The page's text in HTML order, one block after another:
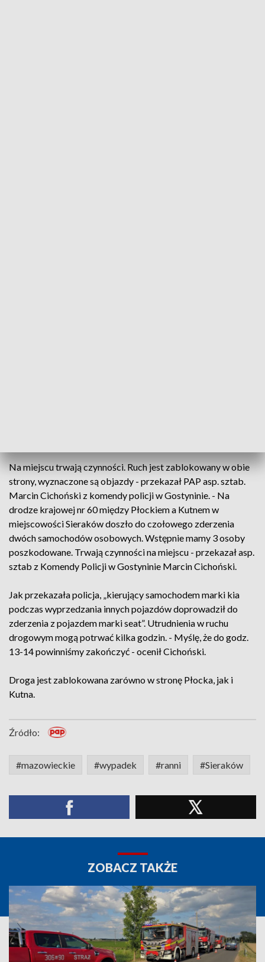
Na miejscu trwają czynności. Ruch jest zablokowany w obie
strony, wyznaczone są objazdy - przekazał PAP asp. sztab.
Marcin Cichoński z komendy policji w Gostyninie. - Na
drodze krajowej nr 60 między Płockiem a Kutnem w
miejscowości Sieraków doszło do czołowego zderzenia
dwóch samochodów osobowych. Wstępnie mamy 3 osoby
poszkodowane. Trwają czynności na miejscu - przekazał asp.
sztab z Komendy Policji w Gostyninie Marcin Cichoński.
Jak przekazała policja, „kierujący samochodem marki kia
podczas wyprzedzania innych pojazdów doprowadził do
zderzenia z pojazdem marki seat”. Utrudnienia w ruchu
drogowym mogą potrwać kilka godzin. - Myślę, że do godz.
13-14 powinniśmy zakończyć - ocenił Cichoński.
Droga jest zablokowana zarówno w stronę Płocka, jak i
Kutna.
Źródło:
#mazowieckie #wypadek #ranni #Sieraków
ZOBACZ TAKŻE